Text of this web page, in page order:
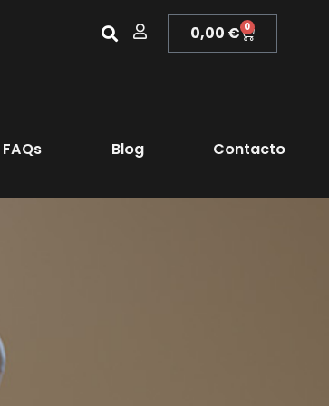
0,00 € 0
FAQs Blog Contacto